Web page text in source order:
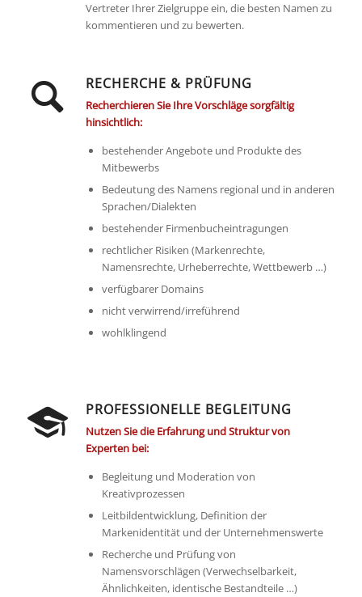
Vertreter Ihrer Zielgruppe ein, die besten Namen zu
kommentieren und zu bewerten.
RECHERCHE & PRÜFUNG
Recherchieren Sie Ihre Vorschläge sorgfältig
hinsichtlich:
bestehender Angebote und Produkte des
Mitbewerbs
Bedeutung des Namens regional und in anderen
Sprachen/Dialekten
bestehender Firmenbucheintragungen
rechtlicher Risiken (Markenrechte,
Namensrechte, Urheberrechte, Wettbewerb …)
verfügbarer Domains
nicht verwirrend/irreführend
wohlklingend
PROFESSIONELLE BEGLEITUNG
Nutzen Sie die Erfahrung und Struktur von
Experten bei:
Begleitung und Moderation von
Kreativprozessen
Leitbildentwicklung, Definition der
Markenidentität und der Unternehmenswerte
Recherche und Prüfung von
Namensvorschlägen (Verwechselbarkeit,
Ähnlichkeiten, identische Bestandteile …)